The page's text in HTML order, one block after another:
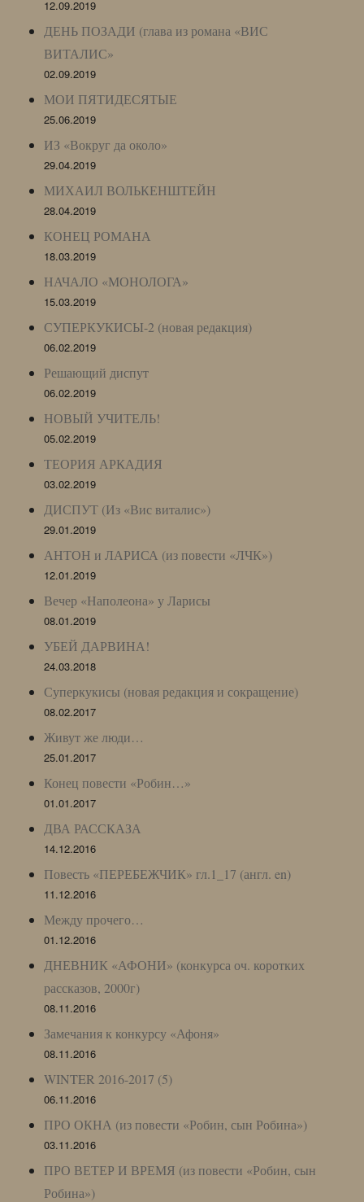
12.09.2019
ДЕНЬ ПОЗАДИ (глава из романа «ВИС
ВИТАЛИС»
02.09.2019
МОИ ПЯТИДЕСЯТЫЕ
25.06.2019
ИЗ «Вокруг да около»
29.04.2019
МИХАИЛ ВОЛЬКЕНШТЕЙН
28.04.2019
КОНЕЦ РОМАНА
18.03.2019
НАЧАЛО «МОНОЛОГА»
15.03.2019
СУПЕРКУКИСЫ-2 (новая редакция)
06.02.2019
Решающий диспут
06.02.2019
НОВЫЙ УЧИТЕЛЬ!
05.02.2019
ТЕОРИЯ АРКАДИЯ
03.02.2019
ДИСПУТ (Из «Вис виталис»)
29.01.2019
АНТОН и ЛАРИСА (из повести «ЛЧК»)
12.01.2019
Вечер «Наполеона» у Ларисы
08.01.2019
УБЕЙ ДАРВИНА!
24.03.2018
Суперкукисы (новая редакция и сокращение)
08.02.2017
Живут же люди…
25.01.2017
Конец повести «Робин…»
01.01.2017
ДВА РАССКАЗА
14.12.2016
Повесть «ПЕРЕБЕЖЧИК» гл.1_17 (англ. en)
11.12.2016
Между прочего…
01.12.2016
ДНЕВНИК «АФОНИ» (конкурса оч. коротких
рассказов, 2000г)
08.11.2016
Замечания к конкурсу «Афоня»
08.11.2016
WINTER 2016-2017 (5)
06.11.2016
ПРО ОКНА (из повести «Робин, сын Робина»)
03.11.2016
ПРО ВЕТЕР И ВРЕМЯ (из повести «Робин, сын
Робина»)